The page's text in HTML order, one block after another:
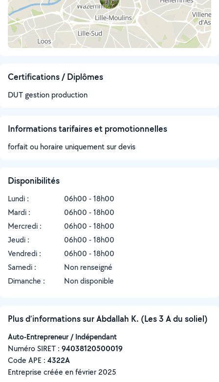
Certifications / Diplômes
DUT gestion production
Informations tarifaires et promotionnelles
forfait ou horaire uniquement sur devis
Disponibilités
Lundi :
06h00 - 18h00
Mardi :
06h00 - 18h00
Mercredi :
06h00 - 18h00
Jeudi :
06h00 - 18h00
Vendredi :
06h00 - 18h00
Samedi :
Non renseigné
Dimanche :
Non disponible
Plus d’informations sur Abdallah K. (Les 3 A du soliel)
Auto-Entrepreneur / Indépendant
Numéro SIRET : ‍94038120500019
Code APE : 4322A
Entreprise créée enfévrier 2025